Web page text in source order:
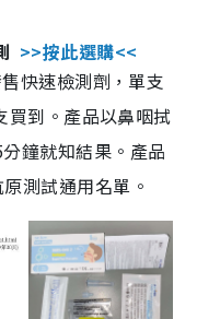
>>按此選購<<
快速檢測劑，單支
到。產品以鼻咽拭
鐘就知結果。產品
測試通用名單。